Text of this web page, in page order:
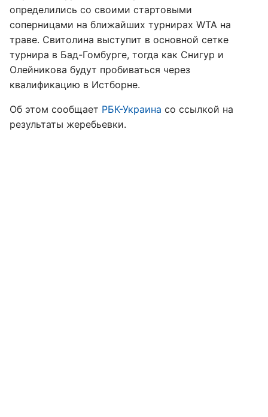
определились со своими стартовыми
соперницами на ближайших турнирах WTA на
траве. Свитолина выступит в основной сетке
турнира в Бад-Гомбурге, тогда как Снигур и
Олейникова будут пробиваться через
квалификацию в Истборне.
Об этом сообщает РБК-Украина со ссылкой на
результаты жеребьевки.